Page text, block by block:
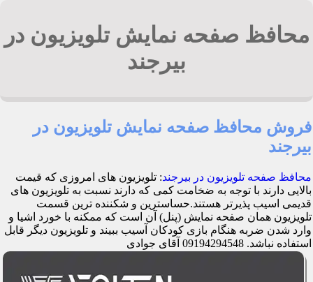
محافظ صفحه نمایش تلویزیون در
بیرجند
فروش محافظ صفحه نمایش تلویزیون در
بیرجند
محافظ صفحه تلویزیون در بیرجند: تلویزیون های امروزی که قیمت
بالایی دارند با توجه به ضخامت کمی که دارند نسبت به تلویزیون های
قدیمی اسیب پذیرتر هستند.حساسترین و شکننده ترین قسمت
تلویزیون همان صفحه نمایش (پنل) آن است که ممکنه با خورد اشیا و
وارد شدن ضربه هنگام بازی کودکان آسیب ببیند و تلویزیون دیگر قابل
استفاده نباشد. 09194294548 آقای جوادی